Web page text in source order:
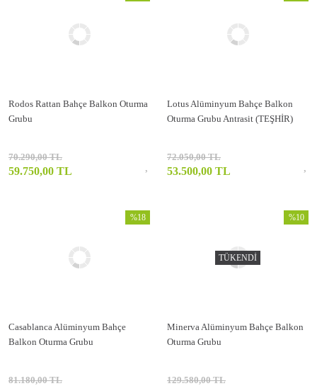
Rodos Rattan Bahçe Balkon Oturma
Grubu
70.290,00 TL
59.750,00 TL
Lotus Alüminyum Bahçe Balkon
Oturma Grubu Antrasit (TEŞHİR)
72.050,00 TL
53.500,00 TL
Casablanca Alüminyum Bahçe
Balkon Oturma Grubu
%18
81.180,00 TL
TÜKENDİ
Minerva Alüminyum Bahçe Balkon
Oturma Grubu
%10
129.580,00 TL